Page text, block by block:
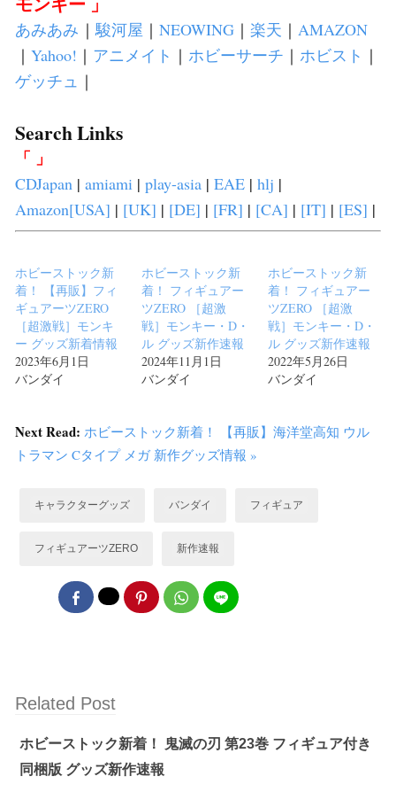
あみあみ ｜駿河屋 ｜ NEOWING ｜ 楽天 ｜ AMAZON
｜ Yahoo! ｜ アニメイト ｜ ホビーサーチ ｜ ホビスト ｜
ゲッチュ ｜
Search Links
「 」
CDJapan | amiami | play-asia | EAE | hlj |
Amazon[USA] | [UK] | [DE] | [FR] | [CA] | [IT] | [ES] |
ホビーストック新
着！ 【再販】フィ
ギュアーツZERO
［超激戦］モンキ
ー グッズ新着情報
2023年6月1日
バンダイ
ホビーストック新
着！ フィギュアー
ツZERO ［超激
戦］モンキー・D・
ル グッズ新作速報
2024年11月1日
バンダイ
ホビーストック新
着！ フィギュアー
ツZERO ［超激
戦］モンキー・D・
ル グッズ新作速報
2022年5月26日
バンダイ
Next Read: ホビーストック新着！ 【再販】海洋堂高知 ウル
トラマン Cタイプ メガ 新作グッズ情報 »
キャラクターグッズ バンダイ フィギュア
フィギュアーツZERO 新作速報
Related Post
ホビーストック新着！ 鬼滅の刃 第23巻 フィギュア付き
同梱版 グッズ新作速報